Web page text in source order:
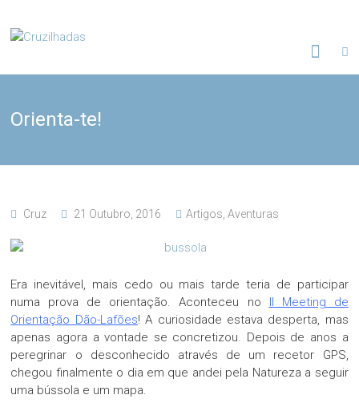
content
Cruzilhadas
Orienta-te!
Cruz 21 Outubro, 2016 Artigos ,Aventuras
Era inevitável, mais cedo ou mais tarde teria de participar
numa prova de orientação. Aconteceu no
II Meeting de
Orientação Dão-Lafões! A curiosidade estava desperta, mas
apenas agora a vontade se concretizou. Depois de anos a
peregrinar o desconhecido através de um recetor GPS,
chegou finalmente o dia em que andei pela Natureza a seguir
uma bússola e um mapa.